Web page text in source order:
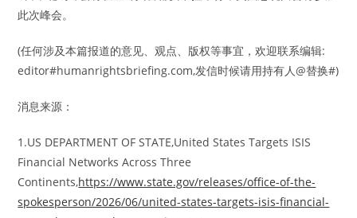
此次峰会。
(任何涉及本篇报道的意见、观点、版权等事宜，欢迎联系编辑:
editor#humanrightsbriefing.com,发信时候请用持有人@替换#)
消息来源：
1.US DEPARTMENT OF STATE,United States Targets ISIS
Financial Networks Across Three
Continents,https://www.state.gov/releases/office-of-the-
spokesperson/2026/06/united-states-targets-isis-financial-